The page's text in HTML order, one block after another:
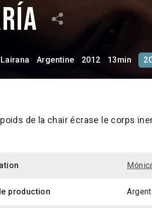
Argentine 2012 13min
de la chair écrase le corps
production